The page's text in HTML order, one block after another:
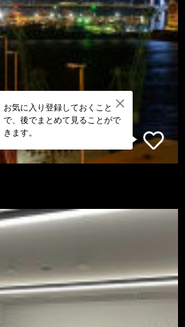
お気に入り登録しておくこと
で、後でまとめて見ることがで
きます。